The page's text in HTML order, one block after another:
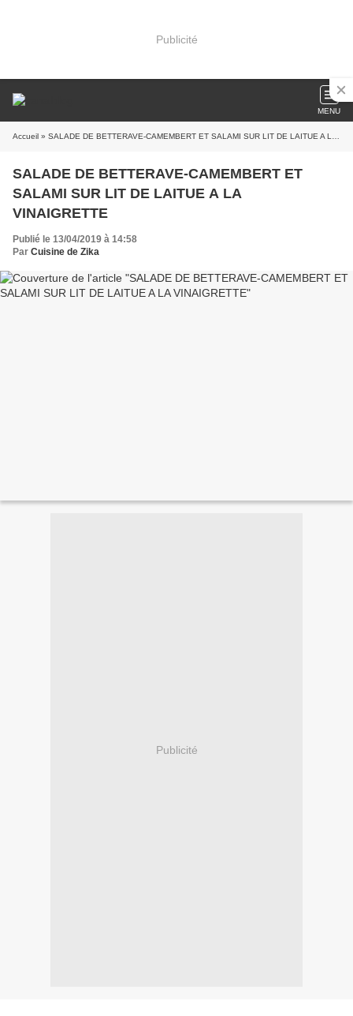
Publicité
MENU
Accueil » SALADE DE BETTERAVE-CAMEMBERT ET SALAMI SUR LIT DE LAITUE A LA VINAIGRETTE
SALADE DE BETTERAVE-CAMEMBERT ET
SALAMI SUR LIT DE LAITUE A LA
VINAIGRETTE
Publié le 13/04/2019 à 14:58
Par Cuisine de Zika
Publicité